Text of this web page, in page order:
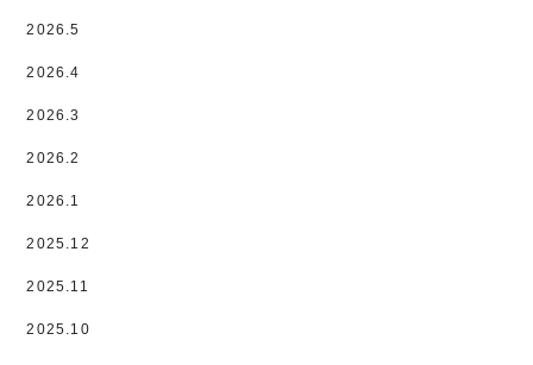
2026.5
2026.4
2026.3
2026.2
2026.1
2025.12
2025.11
2025.10